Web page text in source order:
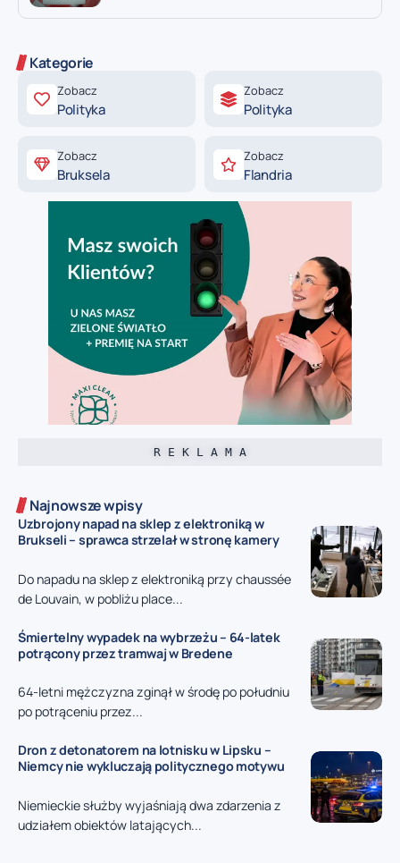
Kategorie
Zobacz
Polityka
Zobacz
Polityka
Zobacz
Bruksela
Zobacz
Flandria
R E K L A M A
Najnowsze wpisy
Uzbrojony napad na sklep z elektroniką w
Brukseli – sprawca strzelał w stronę kamery
Do napadu na sklep z elektroniką przy chaussée
de Louvain, w pobliżu place...
Śmiertelny wypadek na wybrzeżu – 64-latek
potrącony przez tramwaj w Bredene
64-letni mężczyzna zginął w środę po południu
po potrąceniu przez...
Dron z detonatorem na lotnisku w Lipsku –
Niemcy nie wykluczają politycznego motywu
Niemieckie służby wyjaśniają dwa zdarzenia z
udziałem obiektów latających...